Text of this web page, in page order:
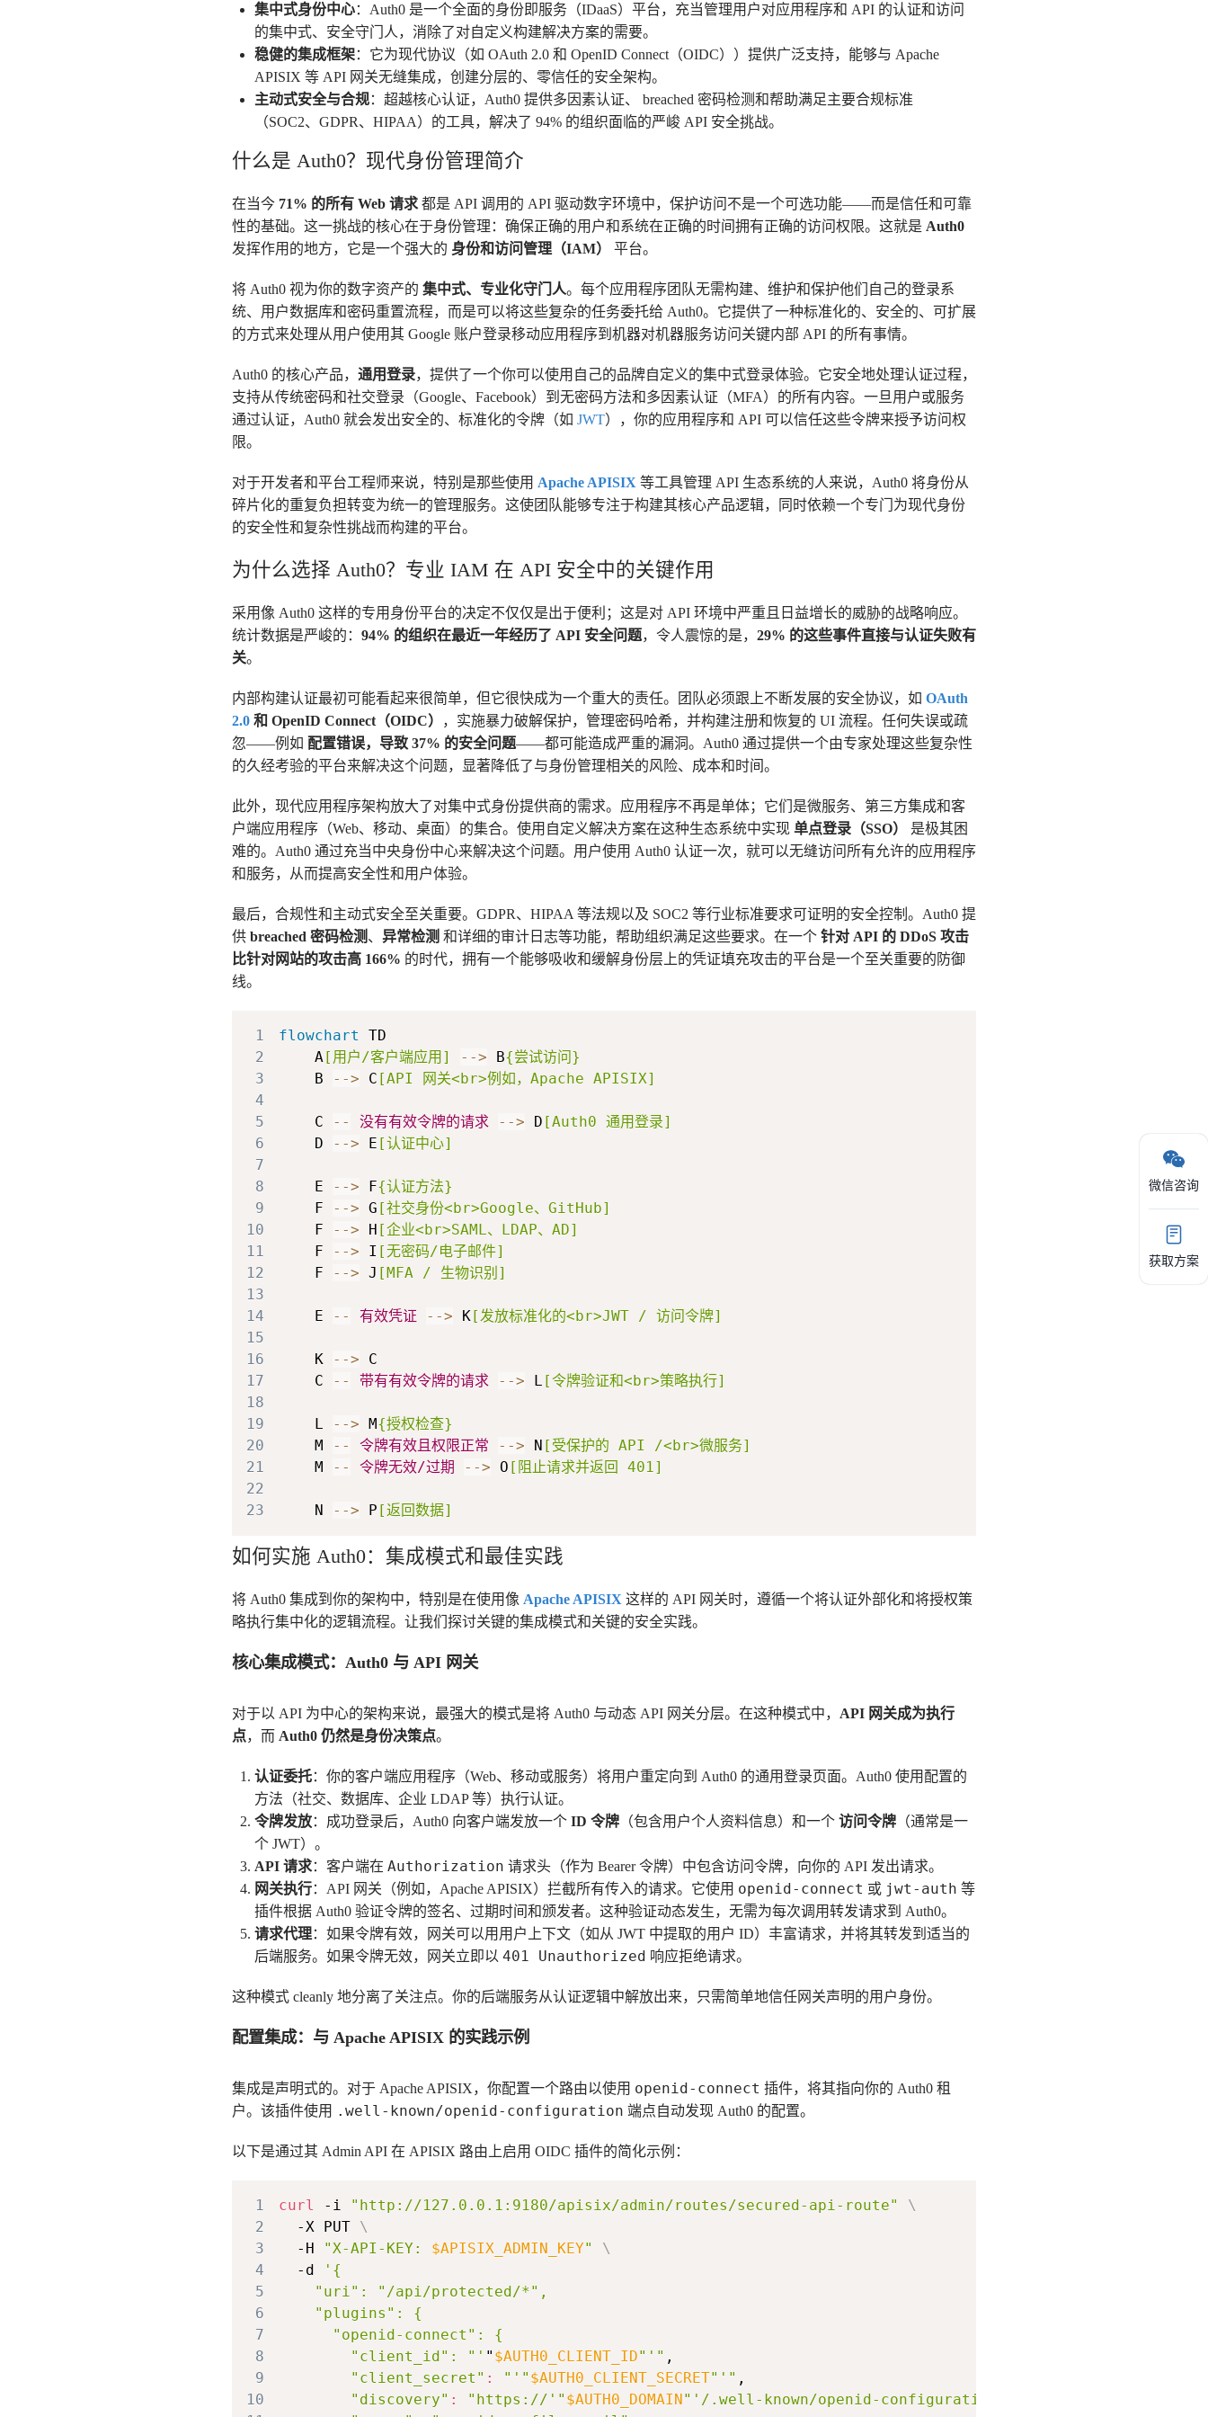
集中式身份中心：Auth0 是一个全面的身份即服务（IDaaS）平台，充当管理用户对应用程序和 API 的认证和访问
的集中式、安全守门人，消除了对自定义构建解决方案的需要。
稳健的集成框架：它为现代协议（如 OAuth 2.0 和 OpenID Connect（OIDC））提供广泛支持，能够与 Apache
APISIX 等 API 网关无缝集成，创建分层的、零信任的安全架构。
主动式安全与合规：超越核心认证，Auth0 提供多因素认证、 breached 密码检测和帮助满足主要合规标准
（SOC2、GDPR、HIPAA）的工具，解决了 94% 的组织面临的严峻 API 安全挑战。
什么是 Auth0？现代身份管理简介
在当今 71% 的所有 Web 请求 都是 API 调用的 API 驱动数字环境中，保护访问不是一个可选功能——而是信任和可靠
性的基础。这一挑战的核心在于身份管理：确保正确的用户和系统在正确的时间拥有正确的访问权限。这就是 Auth0
发挥作用的地方，它是一个强大的 身份和访问管理（IAM） 平台。
将 Auth0 视为你的数字资产的 集中式、专业化守门人。每个应用程序团队无需构建、维护和保护他们自己的登录系
统、用户数据库和密码重置流程，而是可以将这些复杂的任务委托给 Auth0。它提供了一种标准化的、安全的、可扩展
的方式来处理从用户使用其 Google 账户登录移动应用程序到机器对机器服务访问关键内部 API 的所有事情。
Auth0 的核心产品， 通用登录，提供了一个你可以使用自己的品牌自定义的集中式登录体验。它安全地处理认证过程，
支持从传统密码和社交登录（Google、Facebook）到无密码方法和多因素认证（MFA）的所有内容。一旦用户或服务
通过认证，Auth0 就会发出安全的、标准化的令牌（如 JWT），你的应用程序和 API 可以信任这些令牌来授予访问权
限。
对于开发者和平台工程师来说，特别是那些使用 Apache APISIX 等工具管理 API 生态系统的人来说，Auth0 将身份从
碎片化的重复负担转变为统一的管理服务。这使团队能够专注于构建其核心产品逻辑，同时依赖一个专门为现代身份
的安全性和复杂性挑战而构建的平台。
为什么选择 Auth0？专业 IAM 在 API 安全中的关键作用
采用像 Auth0 这样的专用身份平台的决定不仅仅是出于便利；这是对 API 环境中严重且日益增长的威胁的战略响应。
统计数据是严峻的： 94% 的组织在最近一年经历了 API 安全问题，令人震惊的是， 29% 的这些事件直接与认证失败有
关。
内部构建认证最初可能看起来很简单，但它很快成为一个重大的责任。团队必须跟上不断发展的安全协议，如 OAuth
2.0 和 OpenID Connect（OIDC）
，实施暴力破解保护，管理密码哈希，并构建注册和恢复的 UI 流程。任何失误或疏
忽——例如 配置错误，导致 37% 的安全问题——都可能造成严重的漏洞。Auth0 通过提供一个由专家处理这些复杂性
的久经考验的平台来解决这个问题，显著降低了与身份管理相关的风险、成本和时间。
此外，现代应用程序架构放大了对集中式身份提供商的需求。应用程序不再是单体；它们是微服务、第三方集成和客
户端应用程序（Web、移动、桌面）的集合。使用自定义解决方案在这种生态系统中实现 单点登录（SSO）
是极其困
难的。Auth0 通过充当中央身份中心来解决这个问题。用户使用 Auth0 认证一次，就可以无缝访问所有允许的应用程序
和服务，从而提高安全性和用户体验。
最后，合规性和主动式安全至关重要。GDPR、HIPAA 等法规以及 SOC2 等行业标准要求可证明的安全控制。Auth0 提
供 breached 密码检测、 异常检测 和详细的审计日志等功能，帮助组织满足这些要求。在一个 针对 API 的 DDoS 攻击
比针对网站的攻击高 166% 的时代，拥有一个能够吸收和缓解身份层上的凭证填充攻击的平台是一个至关重要的防御
线。
1 flowchart
2
    A
[用户/客户端应用] --> B{尝试访问}
3
    B
--> C [API 网关<br>例如，Apache APISIX]
4
5
    C
-- 没有有效令牌的请求 --> D [Auth0 通用登录]
6
    D
--> E [认证中心]
7
8
    E
--> F{认证方法}
9
    F
--> G [社交身份<br>Google、GitHub]
10
    F
--> H [企业<br>SAML、LDAP、AD]
11
    F
--> I [无密码/电子邮件]
12
    F
--> J [MFA / 生物识别]
13
14
    E
-- 有效凭证 --> K [发放标准化的<br>JWT / 访问令牌]
15
16
    K
-->
17
    C
-- 带有有效令牌的请求 --> L [令牌验证和<br>策略执行]
18
19
    L
--> M{授权检查}
20
    M
-- 令牌有效且权限正常 --> N [受保护的 API /<br>微服务]
21
    M
-- 令牌无效/过期 --> O [阻止请求并返回 401]
22
23
    N
--> P [返回数据]
如何实施 Auth0：集成模式和最佳实践
将 Auth0 集成到你的架构中，特别是在使用像 Apache APISIX 这样的 API 网关时，遵循一个将认证外部化和将授权策
略执行集中化的逻辑流程。让我们探讨关键的集成模式和关键的安全实践。
核心集成模式：Auth0 与 API 网关
对于以 API 为中心的架构来说，最强大的模式是将 Auth0 与动态 API 网关分层。在这种模式中， API 网关成为执行
点，而 Auth0 仍然是身份决策点。
认证委托：你的客户端应用程序（Web、移动或服务）将用户重定向到 Auth0 的通用登录页面。Auth0 使用配置的
方法（社交、数据库、企业 LDAP 等）执行认证。
令牌发放：成功登录后，Auth0 向客户端发放一个 ID 令牌 （包含用户个人资料信息）和一个 访问令牌 （通常是一
个 JWT）。
API 请求：客户端在 Authorization 请求头（作为 Bearer 令牌）中包含访问令牌，向你的 API 发出请求。
网关执行：API 网关（例如，Apache APISIX）拦截所有传入的请求。它使用 openid-connect 或 jwt-auth 等
插件根据 Auth0 验证令牌的签名、过期时间和颁发者。这种验证动态发生，无需为每次调用转发请求到 Auth0。
请求代理：如果令牌有效，网关可以用用户上下文（如从 JWT 中提取的用户 ID）丰富请求，并将其转发到适当的
后端服务。如果令牌无效，网关立即以 401 Unauthorized 响应拒绝请求。
这种模式 cleanly 地分离了关注点。你的后端服务从认证逻辑中解放出来，只需简单地信任网关声明的用户身份。
配置集成：与 Apache APISIX 的实践示例
集成是声明式的。对于 Apache APISIX，你配置一个路由以使用 openid-connect 插件，将其指向你的 Auth0 租
户。该插件使用 .well-known/openid-configuration 端点自动发现 Auth0 的配置。
以下是通过其 Admin API 在 APISIX 路由上启用 OIDC 插件的简化示例：
1 curl -i "http://127.0.0.1:9180/apisix/admin/routes/secured-api-route"
\
2
  -X PUT
\
3
  -H
"X-API-KEY: $APISIX_ADMIN_KEY"
\
4
  -d
5
6
7
8
        "client_id": "'
" $AUTH0_CLIENT_ID"'"
9
"client_secret" : "'" $AUTH0_CLIENT_SECRET"'"
10
"discovery" : "https://'" $AUTH0_DOMAIN "'/.well-known/openid-configuration"
微信咨询
获取方案